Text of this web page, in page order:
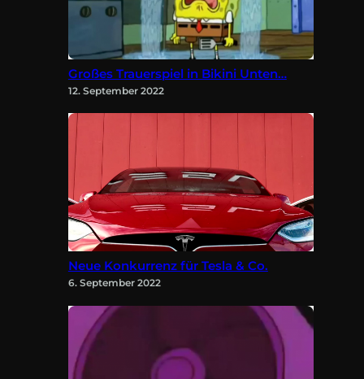
Großes Trauerspiel in Bikini Unten…
12. September 2022
Neue Konkurrenz für Tesla & Co.
6. September 2022